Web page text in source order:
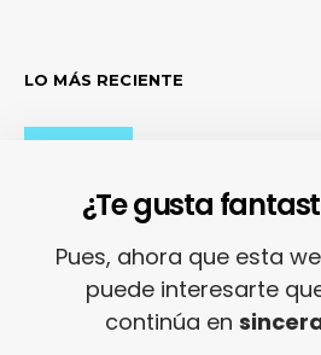
LO MÁS RECIENTE
Se cierra un
¿Te gusta
Pues, ahora que esta
puede interesarte
continúa en